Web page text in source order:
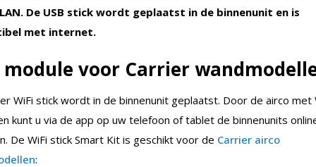
De USB stick wordt geplaatst in de binnenunit en is
met internet.
module voor Carrier
WiFi stick wordt in de binnenunit geplaatst. Door de airco met
kunt u via de app op uw telefoon of tablet de binnenunits
De WiFi stick Smart Kit is geschikt voor de Carrier airco
: